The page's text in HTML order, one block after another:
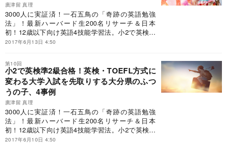
廣津留 真理
3000人に実証済！一石五鳥の「奇跡の英語勉強
法」！最新ハーバード生200名リサーチ＆日本
初！12歳以下向け英語4技能学習法。小2で英検準
2級合格！地方公立からハーバード合格！2020年
2017年6月13日 4:50
第10回
小2で英検準2級合格！英検・TOEFL方式に
変わる大学入試を先取りする大分県のふつ
うの子、4事例
廣津留 真理
3000人に実証済！一石五鳥の「奇跡の英語勉強
法」！最新ハーバード生200名リサーチ＆日本
初！12歳以下向け英語4技能学習法。小2で英検準
2級合格！地方公立からハーバード合格！2020年
2017年6月10日 4:50